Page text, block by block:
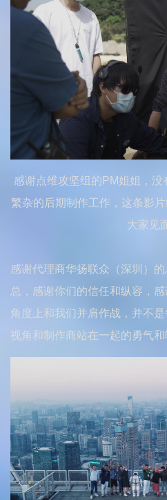
感谢点维攻坚组的PM姐姐，没
繁杂的后期制作工作，这条影
大家见
感谢代理商华扬联众（深圳）
总，感谢你们的信任和纵容，
角度上和我们并肩作战，并不
视角和制作商站在一起的勇气和